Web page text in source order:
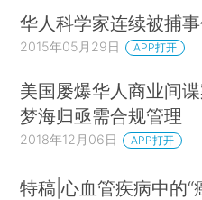
华人科学家连续被捕
2015年05月29日 APP打开
美国屡爆华人商业间
梦海归亟需合规管理
2018年12月06日 APP打开
特稿|心血管疾病中的“